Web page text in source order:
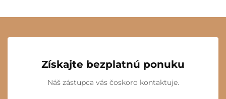
Získajte bezplatnú ponuku
Náš zástupca vás čoskoro kontaktuje.